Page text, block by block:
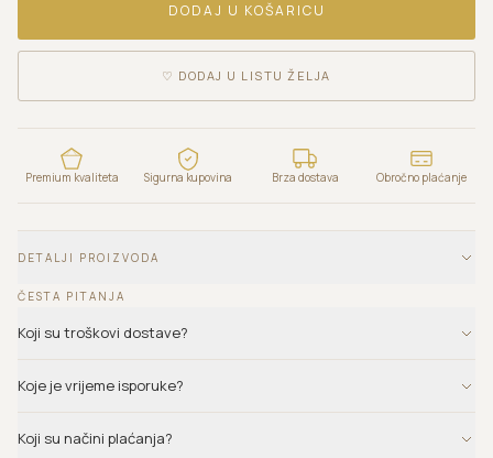
DODAJ U KOŠARICU
♡ DODAJ U LISTU ŽELJA
Premium kvaliteta Sigurna kupovina Brza dostava Obročno plaćanje
DETALJI PROIZVODA
ČESTA PITANJA
Koji su troškovi dostave?
Koje je vrijeme isporuke?
Koji su načini plaćanja?